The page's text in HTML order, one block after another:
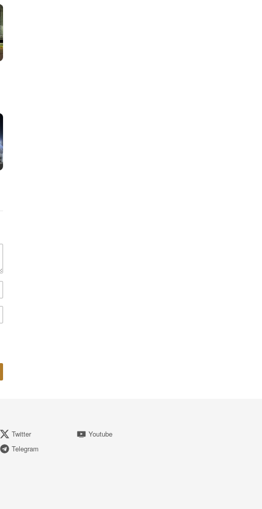
Twitter
Youtube
Telegram